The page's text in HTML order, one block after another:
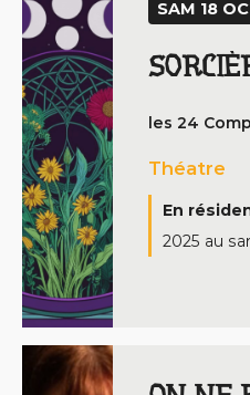
SAM 18
les 24
Théatre
En
2025 au